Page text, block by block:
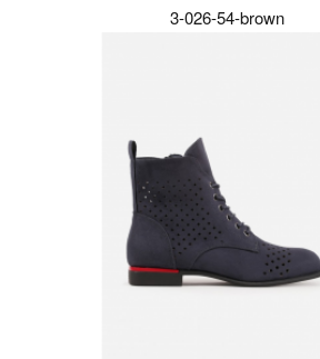
3-026-54-brown